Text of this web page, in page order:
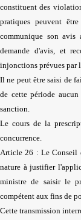
constituent des
pratiques peuvent
communique son avis
demande d'avis, et
injonctions prévues par
Il ne peut être saisi de
de cette période
sanction.
Le cours de la
concurrence.
Article 26 : Le Conseil
nature à justifier
ministre de saisir le
compétent aux fins de
Cette transmission